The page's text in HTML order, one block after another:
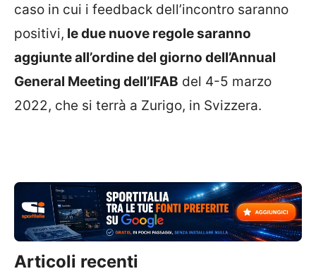
caso in cui i feedback dell’incontro saranno
positivi, le due nuove regole saranno
aggiunte all’ordine del giorno dell’Annual
General Meeting dell’IFAB del 4-5 marzo
2022, che si terrà a Zurigo, in Svizzera.
Articoli recenti